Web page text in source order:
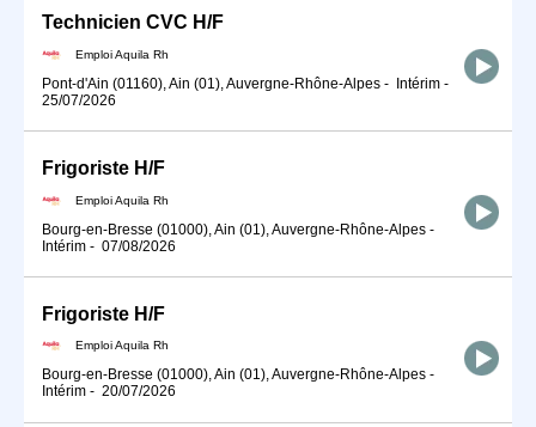
Technicien CVC H/F
Emploi Aquila Rh
Pont-d'Ain (01160), Ain (01), Auvergne-Rhône-Alpes - Intérim -
25/07/2026
Frigoriste H/F
Emploi Aquila Rh
Bourg-en-Bresse (01000), Ain (01), Auvergne-Rhône-Alpes -
Intérim - 07/08/2026
Frigoriste H/F
Emploi Aquila Rh
Bourg-en-Bresse (01000), Ain (01), Auvergne-Rhône-Alpes -
Intérim - 20/07/2026